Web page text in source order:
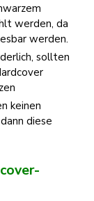
werden, da
werden.
sollten
keinen
diese